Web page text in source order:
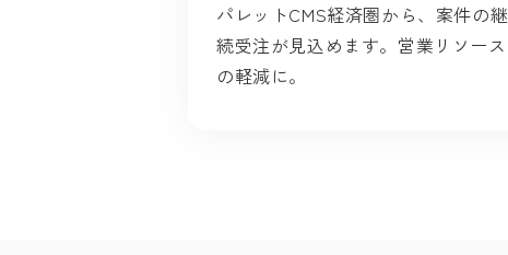
パレットCMS経済圏から、案件の継
続受注が見込めます。営業リソース
の軽減に。